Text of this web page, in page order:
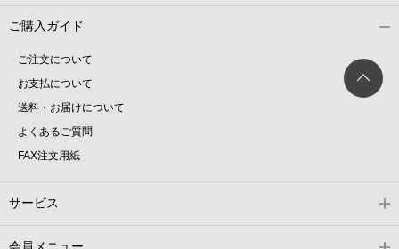
ご購入ガイド
ご注文について
お支払について
送料・お届けについて
よくあるご質問
FAX注文用紙
サービス